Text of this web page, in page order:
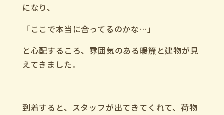
になり、
「ここで本当に合ってるのかな…」
と心配するころ、雰囲気のある暖簾と建物が見
えてきました。
到着すると、スタッフが出てきてくれて、 荷物